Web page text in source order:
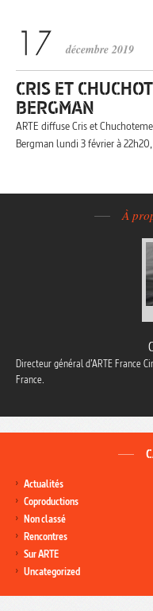
décembre 2019
CRIS ET
BERGMAN
ARTE diffuse Cris et
Bergman lundi 3 février à
À
Directeur général d’ARTE France
France.
Actualités
Coproductions
Non classé
Rencontres
Sur ARTE
Uncategorized